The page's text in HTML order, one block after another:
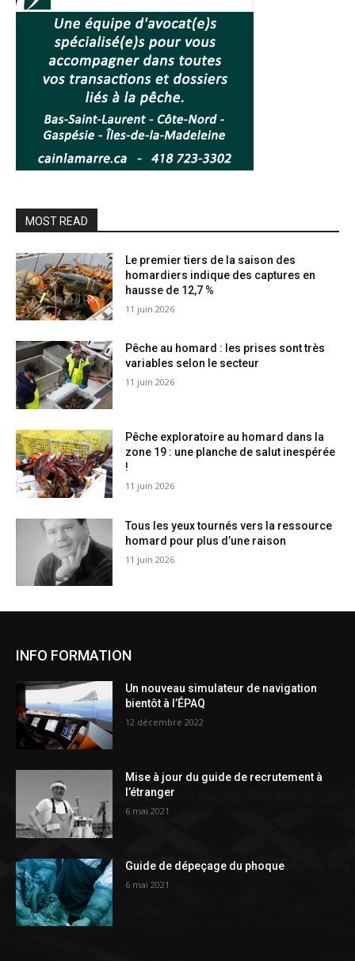
MOST READ
Le premier tiers de la saison des
homardiers indique des captures en
hausse de 12,7 %
11 juin 2026
Pêche au homard : les prises sont très
variables selon le secteur
11 juin 2026
Pêche exploratoire au homard dans la
zone 19 : une planche de salut inespérée
!
11 juin 2026
Tous les yeux tournés vers la ressource
homard pour plus d’une raison
11 juin 2026
INFO FORMATION
Un nouveau simulateur de navigation
bientôt à l’ÉPAQ
12 décembre 2022
Mise à jour du guide de recrutement à
l’étranger
6 mai 2021
Guide de dépeçage du phoque
6 mai 2021